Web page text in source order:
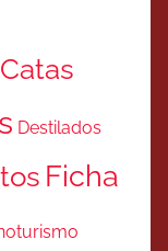
Catas
Destilados
Ficha